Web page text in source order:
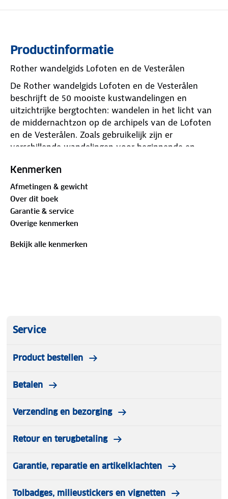
Productinformatie
Rother wandelgids Lofoten en de Vesterålen
De Rother wandelgids Lofoten en de Vesterålen
beschrijft de 50 mooiste kustwandelingen en
uitzichtrijke bergtochten: wandelen in het licht van
de middernachtzon op de archipels van de Lofoten
en de Vesterålen. Zoals gebruikelijk zijn er
verschillende wandelingen voor beginnende en
over de streek, de bezienswaardigheden en
recreatiemogelijkheden. De betrouwbare
routebeschrijvingen, gedetailleerde kaarten en
hoogteprofielen zorgen voor een onvergetelijke
wandelervaring.
Kenmerken
Afmetingen & gewicht
Over dit boek
Garantie & service
Overige kenmerken
Bekijk alle kenmerken
Service
Product bestellen
Betalen
Verzending en bezorging
Retour en terugbetaling
Garantie, reparatie en artikelklachten
Tolbadges, milieustickers en vignetten